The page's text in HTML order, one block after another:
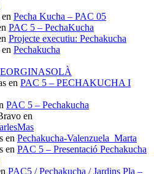
en Pecha Kucha – PAC 05
PAC 5 – PechaKucha
Projecte executiu: Pechakucha
en Pechakucha
en PAC 5 – PECHAKUCHA I
PAC 5 – Pechakucha
en
en Pechakucha-Valenzuela_Marta
en PAC 5 – Presentació Pechakucha
PAC5 / Pechakucha / Jardins Pla –